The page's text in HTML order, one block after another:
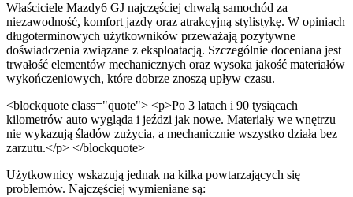
Właściciele Mazdy6 GJ najczęściej chwalą samochód za
niezawodność, komfort jazdy oraz atrakcyjną stylistykę. W opiniach
długoterminowych użytkowników przeważają pozytywne
doświadczenia związane z eksploatacją. Szczególnie doceniana jest
trwałość elementów mechanicznych oraz wysoka jakość materiałów
wykończeniowych, które dobrze znoszą upływ czasu.
<blockquote class="quote"> <p>Po 3 latach i 90 tysiącach
kilometrów auto wygląda i jeździ jak nowe. Materiały we wnętrzu
nie wykazują śladów zużycia, a mechanicznie wszystko działa bez
zarzutu.</p> </blockquote>
Użytkownicy wskazują jednak na kilka powtarzających się
problemów. Najczęściej wymieniane są: